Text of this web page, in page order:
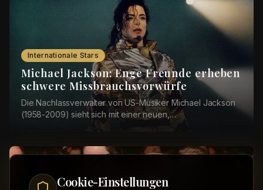
Cookie-Einstellungen
Internationale Stars
Michael Jackson: Enge Freunde erheben
schwere Missbrauchsvorwürfe
Die Nachlassverwalter von US-Musiker Michael Jackson
(1958-2009) sieht sich mit einer neuen,